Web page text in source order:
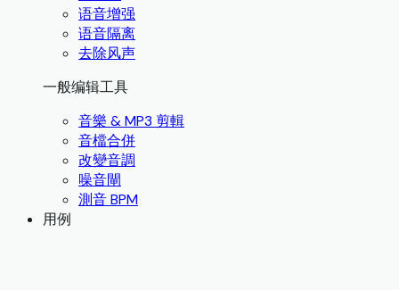
语音增强
语音隔离
去除风声
一般编辑工具
音樂 & MP3 剪輯
音檔合併
改變音調
噪音閘
測音 BPM
用例